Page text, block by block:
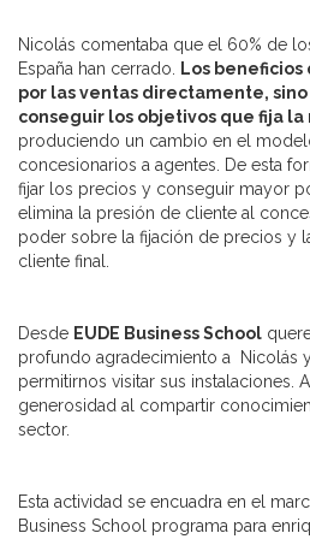
Nicolás comentaba que el 60% de
España han cerrado.
Los beneficios
por las ventas directamente,
conseguir los objetivos que fija la
produciendo un cambio en el
concesionarios a agentes. De esta
fijar los precios y conseguir mayor
elimina la presión de cliente al
poder sobre la fijación de precios y
cliente final.
Desde EUDE Business School
profundo agradecimiento a Nicolás
permitirnos visitar sus instalaciones.
generosidad al compartir
sector.
Esta actividad se encuadra en el
Business School programa para